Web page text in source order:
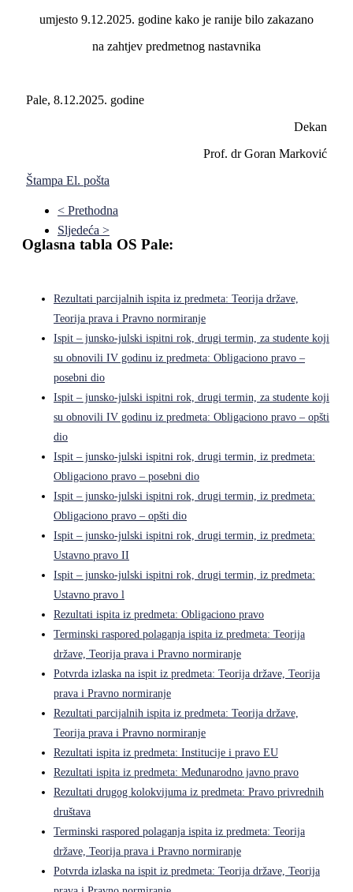
umjesto 9.12.2025. godine kako je ranije bilo zakazano
na zahtjev predmetnog nastavnika
Pale, 8.12.2025. godine
Dekan
Prof. dr Goran Marković
Štampa El. pošta
< Prethodna
Sljedeća >
Oglasna tabla OS Pale:
Rezultati parcijalnih ispita iz predmeta: Teorija države,
Teorija prava i Pravno normiranje
Ispit – junsko-julski ispitni rok, drugi termin, za studente koji
su obnovili IV godinu iz predmeta: Obligaciono pravo –
posebni dio
Ispit – junsko-julski ispitni rok, drugi termin, za studente koji
su obnovili IV godinu iz predmeta: Obligaciono pravo – opšti
dio
Ispit – junsko-julski ispitni rok, drugi termin, iz predmeta:
Obligaciono pravo – posebni dio
Ispit – junsko-julski ispitni rok, drugi termin, iz predmeta:
Obligaciono pravo – opšti dio
Ispit – junsko-julski ispitni rok, drugi termin, iz predmeta:
Ustavno pravo II
Ispit – junsko-julski ispitni rok, drugi termin, iz predmeta:
Ustavno pravo l
Rezultati ispita iz predmeta: Obligaciono pravo
Terminski raspored polaganja ispita iz predmeta: Teorija
države, Teorija prava i Pravno normiranje
Potvrda izlaska na ispit iz predmeta: Teorija države, Teorija
prava i Pravno normiranje
Rezultati parcijalnih ispita iz predmeta: Teorija države,
Teorija prava i Pravno normiranje
Rezultati ispita iz predmeta: Institucije i pravo EU
Rezultati ispita iz predmeta: Međunarodno javno pravo
Rezultati drugog kolokvijuma iz predmeta: Pravo privrednih
društava
Terminski raspored polaganja ispita iz predmeta: Teorija
države, Teorija prava i Pravno normiranje
Potvrda izlaska na ispit iz predmeta: Teorija države, Teorija